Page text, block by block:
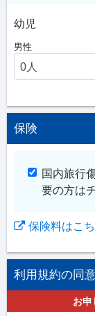
幼児
男性
保険
国内旅行
要の方は
保険料はこ
利用規約の同
お申